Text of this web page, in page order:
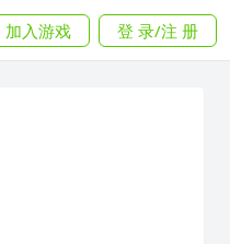
加入游戏 登 录/注 册